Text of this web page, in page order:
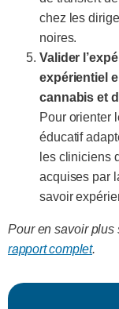
chez les
noires.
Valider
expérientiel
cannabis et
Pour orienter
éducatif
les cliniciens
acquises par
savoir
Pour en savoir
rapport complet.